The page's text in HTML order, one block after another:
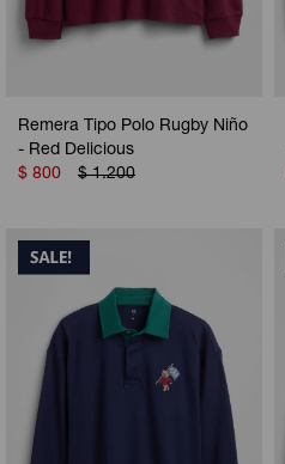
Remera Tipo Polo Rugby Niño
- Red Delicious
$ 800 $ 1.200